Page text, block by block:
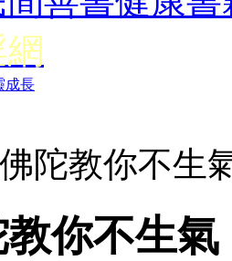
成長
陀教你不生
你不生